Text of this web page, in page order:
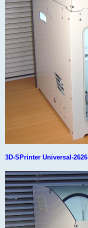
3D-SPrinter Universal-2626